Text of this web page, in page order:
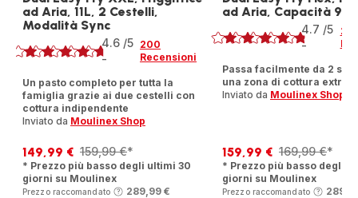
ad Aria, 11L, 2 Cestelli,
Modalità Sync
Voto
4.6 /5
-
200
Recensioni
Un pasto completo per tutta la
famiglia grazie ai due cestelli con
cottura indipendente
Inviato da Moulinex Shop
Prezzo
scontato
149,99 €
Prezzo
iniziale
159,99 €*
* Prezzo più basso degli ultimi 30
giorni su Moulinex
Prezzo raccomandato 289,99 €
ad Aria, Capacità 9L/
Voto
4.7 /5
-
Passa facilmente da 2
una zona di cottura extra-
Inviato da Moulinex Shop
Prezzo
scontato
159,99 €
Prezzo
iniziale
169,99 €*
* Prezzo più basso degli
giorni su Moulinex
Prezzo raccomandato